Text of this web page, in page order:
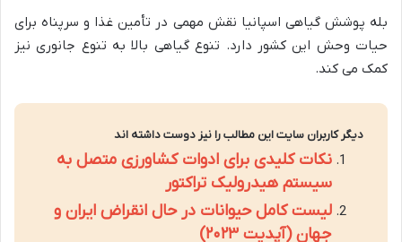
بله پوشش گیاهی اسپانیا نقش مهمی در تأمین غذا و سرپناه برای
حیات وحش این کشور دارد. تنوع گیاهی بالا به تنوع جانوری نیز
کمک می کند.
دیگر کاربران سایت این مطالب را نیز دوست داشته اند
نکات کلیدی برای ادوات کشاورزی متصل به
سیستم هیدرولیک تراکتور
لیست کامل حیوانات در حال انقراض ایران و
جهان (آپدیت ۲۰۲۳)